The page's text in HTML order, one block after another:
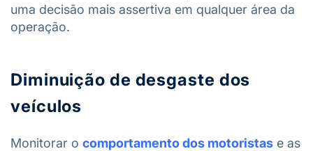
uma decisão mais assertiva em qualquer área da
operação.
Diminuição de desgaste dos
veículos
Monitorar o comportamento dos motoristas e as